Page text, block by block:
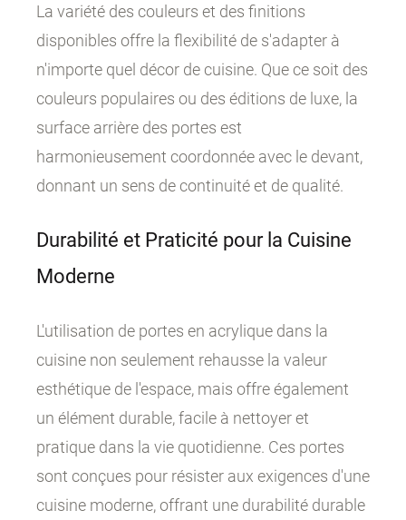
La variété des couleurs et des finitions
disponibles offre la flexibilité de s'adapter à
n'importe quel décor de cuisine. Que ce soit des
couleurs populaires ou des éditions de luxe, la
surface arrière des portes est
harmonieusement coordonnée avec le devant,
donnant un sens de continuité et de qualité.
Durabilité et Praticité pour la Cuisine
Moderne
L'utilisation de portes en acrylique dans la
cuisine non seulement rehausse la valeur
esthétique de l'espace, mais offre également
un élément durable, facile à nettoyer et
pratique dans la vie quotidienne. Ces portes
sont conçues pour résister aux exigences d'une
cuisine moderne, offrant une durabilité durable